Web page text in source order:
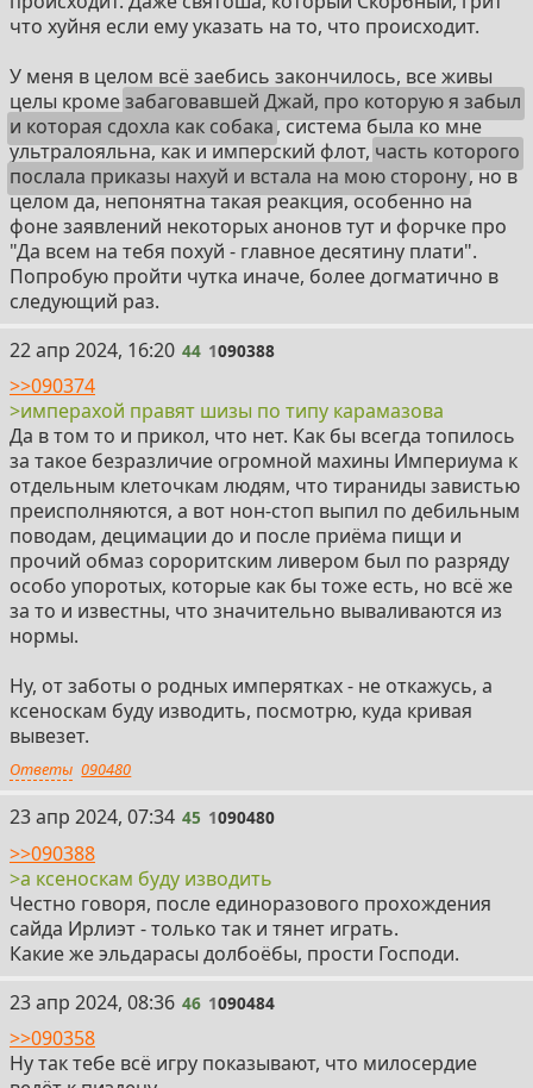
что хуйня если ему указать на то, что происходит.
У меня в целом всё заебись закончилось, все живы
целы кромезабаговавшей Джай, про которую я забыл
и которая сдохла как собака, система была ко мне
ультралояльна, как и имперский флот, часть которого
послала приказы нахуй и встала на мою сторону, но в
целом да, непонятна такая реакция, особенно на
фоне заявлений некоторых анонов тут и форчке про
"Да всем на тебя похуй - главное десятину плати".
Попробую пройти чутка иначе, более догматично в
следующий раз.
44
22 апр 2024, 16:20 44 1090388
>>090374
>имперахой правят шизы по типу карамазова
Да в том то и прикол, что нет. Как бы всегда топилось
за такое безразличие огромной махины Империума к
отдельным клеточкам людям, что тираниды завистью
преисполняются, а вот нон-стоп выпил по дебильным
поводам, децимации до и после приёма пищи и
прочий обмаз сороритским ливером был по разряду
особо упоротых, которые как бы тоже есть, но всё же
за то и известны, что значительно вываливаются из
нормы.
Ну, от заботы о родных имперятках - не откажусь, а
ксеноскам буду изводить, посмотрю, куда кривая
вывезет.
Ответы 090480
45
23 апр 2024, 07:34 45 1090480
>>090388
>а ксеноскам буду изводить
Честно говоря, после единоразового прохождения
сайда Ирлиэт - только так и тянет играть.
Какие же эльдарасы долбоёбы, прости Господи.
46
23 апр 2024, 08:36 46 1090484
>>090358
Ну так тебе всё игру показывают, что милосердие